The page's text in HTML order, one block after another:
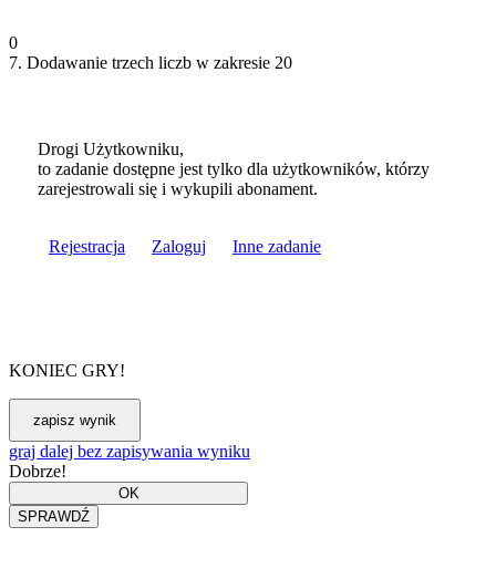
0
7. Dodawanie trzech liczb w zakresie 20
Drogi Użytkowniku,
to zadanie dostępne jest tylko dla użytkowników, którzy
zarejestrowali się i wykupili abonament.
Rejestracja Zaloguj Inne zadanie
KONIEC GRY!
graj dalej bez zapisywania wyniku
Dobrze!